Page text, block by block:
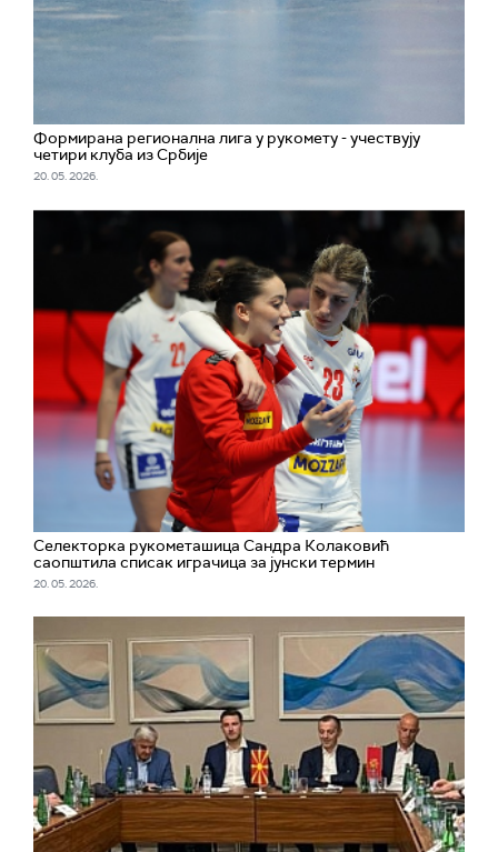
Формирана регионална лига у рукомету - учествују
четири клуба из Србије
20. 05. 2026.
Селекторка рукометашица Сандра Колаковић
саопштила списак играчица за јунски термин
20. 05. 2026.